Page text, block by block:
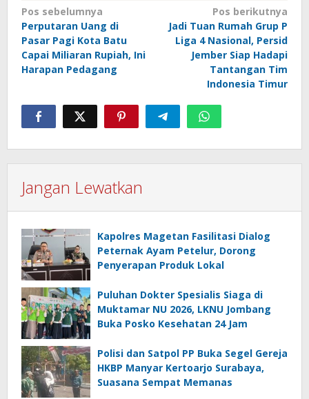
Navigasi
pos
Pos sebelumnya
Perputaran Uang di
Pasar Pagi Kota Batu
Capai Miliaran Rupiah, Ini
Harapan Pedagang
Pos berikutnya
Jadi Tuan Rumah Grup P
Liga 4 Nasional, Persid
Jember Siap Hadapi
Tantangan Tim
Indonesia Timur
Jangan Lewatkan
Kapolres Magetan Fasilitasi Dialog
Peternak Ayam Petelur, Dorong
Penyerapan Produk Lokal
Puluhan Dokter Spesialis Siaga di
Muktamar NU 2026, LKNU Jombang
Buka Posko Kesehatan 24 Jam
Polisi dan Satpol PP Buka Segel Gereja
HKBP Manyar Kertoarjo Surabaya,
Suasana Sempat Memanas